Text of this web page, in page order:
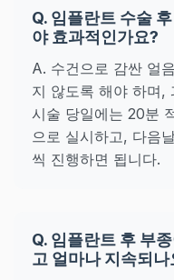
Q. 임플란트 수술
야 효과적인가요?
A. 수건으로 감싼 얼
지 않도록 해야 하며,
시술 당일에는 20분
으로 실시하고, 다음
씩 진행하면 됩니다.
Q. 임플란트 후 부
고 얼마나 지속되나